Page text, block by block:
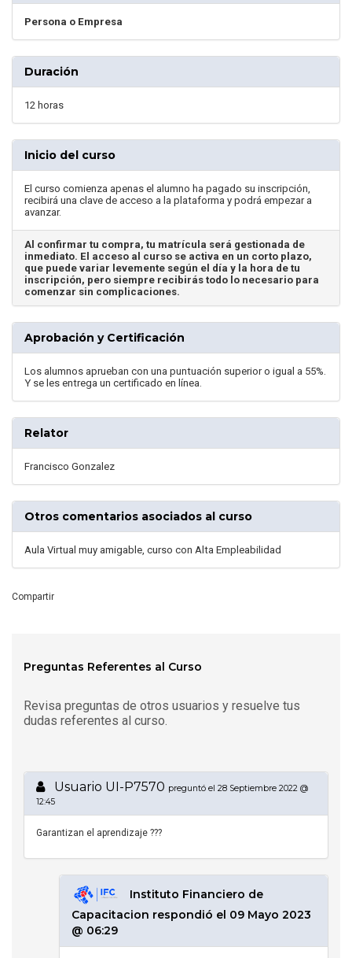
Persona o Empresa
Duración
12 horas
Inicio del curso
El curso comienza apenas el alumno ha pagado su inscripción,
recibirá una clave de acceso a la plataforma y podrá empezar a
avanzar.
Al confirmar tu compra, tu matrícula será gestionada de
inmediato. El acceso al curso se activa en un corto plazo,
que puede variar levemente según el día y la hora de tu
inscripción, pero siempre recibirás todo lo necesario para
comenzar sin complicaciones.
Aprobación y Certificación
Los alumnos aprueban con una puntuación superior o igual a 55%.
Y se les entrega un certificado en línea.
Relator
Francisco Gonzalez
Otros comentarios asociados al curso
Aula Virtual muy amigable, curso con Alta Empleabilidad
Compartir
Preguntas Referentes al Curso
Revisa preguntas de otros usuarios y resuelve tus
dudas referentes al curso.
Usuario UI-P7570 preguntó el 28 Septiembre 2022 @
12:45
Garantizan el aprendizaje ???
Instituto Financiero de
Capacitacion respondió el 09 Mayo 2023
@ 06:29